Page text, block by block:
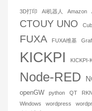
3D打印 AI机器人 Amazon
CTOUY UNO
FUXA FUXA维基
KICKPI KICKPI-
Node-RED
openGW python QT
Windows
wordpress